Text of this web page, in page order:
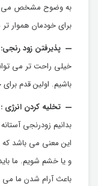
به وضوح مشخص می
برای خودمان هموار
پذیرفتن زود رنجی:
خیلی راحت تر می
باشیم. اولین قدم
تخلیه کردن انرژی :
بدانیم زودرنجی
این معنی می باشد
و یا خشم شویم. ما
باعث آرام شدن ما